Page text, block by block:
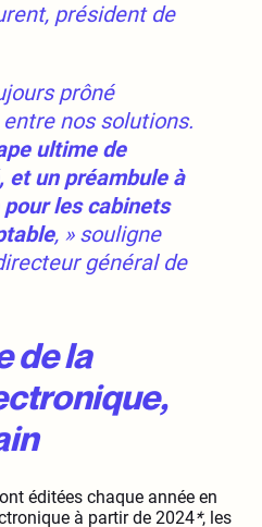
président de
prôné
nos solutions.
ultime de
et un préambule à
les cabinets
, »souligne
général de
de la
éditées chaque année en
à partir de 2024*, les